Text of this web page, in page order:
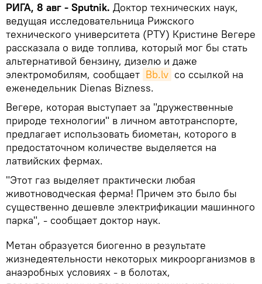
РИГА, 8 авг - Sputnik. Доктор технических наук,
ведущая исследовательница Рижского
технического университета (РТУ) Кристине Вегере
рассказала о виде топлива, который мог бы стать
альтернативой бензину, дизелю и даже
электромобилям, сообщает Bb.lv со ссылкой на
еженедельник Dienas Bizness.
Вегере, которая выступает за "дружественные
природе технологии" в личном автотранспорте,
предлагает использовать биометан, которого в
предостаточном количестве выделяется на
латвийских фермах.
"Этот газ выделяет практически любая
животноводческая ферма! Причем это было бы
существенно дешевле электрификации машинного
парка", - сообщает доктор наук.
Метан образуется биогенно в результате
жизнедеятельности некоторых микроорганизмов в
анаэробных условиях - в болотах,